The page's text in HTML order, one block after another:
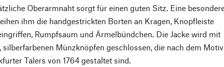
Oberarmnaht sorgt für einen guten Sitz. Eine
ihm die handgestrickten Borten an Kragen, Knopfleiste
Rumpfsaum und Ärmelbündchen. Die Jacke wird mit
silberfarbenen Münzknöpfen geschlossen, die nach dem Motiv
Talers von 1764 gestaltet sind.